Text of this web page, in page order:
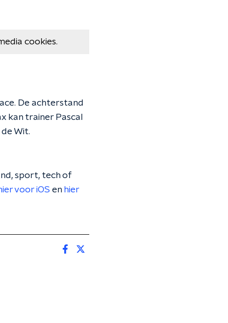
cookies.
De achterstand
kan trainer Pascal
Wit.
sport, tech of
voor iOS en hier